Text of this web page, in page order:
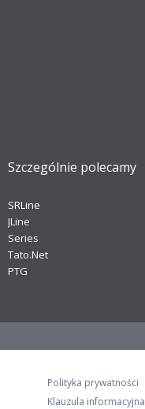
Szczególnie polecamy
SRLine
JLine
Series
Tato.Net
PTG
Polityka prywatności
Klauzula informacyjna